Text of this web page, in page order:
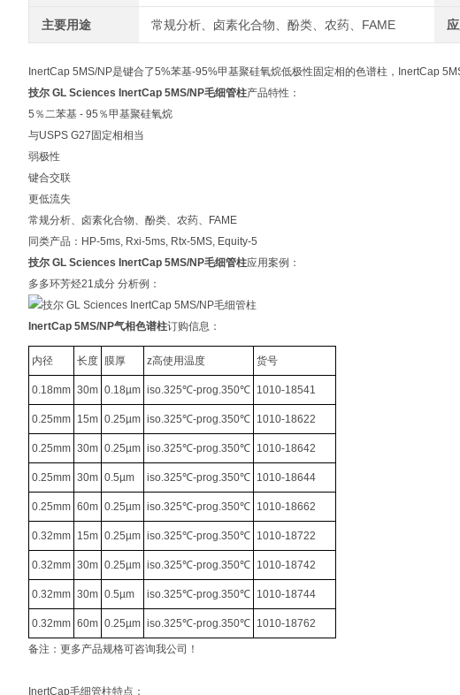
主要用途 常规分析、卤素化合物、酚类、农药、FAME
InertCap 5MS/NP是键合了5%苯基-95%甲基聚硅氧烷低极性固定相的色谱柱，InertCap
技尔 GL Sciences InertCap 5MS/NP毛细管柱产品特性：
5％二苯基 - 95％甲基聚硅氧烷
与USPS G27固定相相当
弱极性
键合交联
更低流失
常规分析、卤素化合物、酚类、农药、FAME
同类产品：HP-5ms, Rxi-5ms, Rtx-5MS, Equity-5
技尔 GL Sciences InertCap 5MS/NP毛细管柱应用案例：
多多环芳烃21成分 分析例：
InertCap 5MS/NP气相色谱柱订购信息：
内径 长度 膜厚 z高使用温度 货号
0.18mm 30m 0.18µm iso.325℃-prog.350℃ 1010-18541
0.25mm 15m 0.25µm iso.325℃-prog.350℃ 1010-18622
0.25mm 30m 0.25µm iso.325℃-prog.350℃ 1010-18642
0.25mm 30m 0.5µm iso.325℃-prog.350℃ 1010-18644
0.25mm 60m 0.25µm iso.325℃-prog.350℃ 1010-18662
0.32mm 15m 0.25µm iso.325℃-prog.350℃ 1010-18722
0.32mm 30m 0.25µm iso.325℃-prog.350℃ 1010-18742
0.32mm 30m 0.5µm iso.325℃-prog.350℃ 1010-18744
0.32mm 60m 0.25µm iso.325℃-prog.350℃ 1010-18762
备注：更多产品规格可咨询我公司！
InertCap毛细管柱特点：